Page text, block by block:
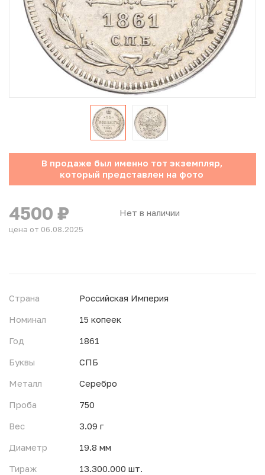
Юбилейные монеты Банка России (с 1999 года)
Памятные и инвестиционные монеты СССР и России
Иностранные монеты
Неофициальные выпуски монет (Unusual)
Античные и средневековые монеты
Наборы монет
Инвестиционные монеты
В продаже был именно тот экземпляр,
который представлен на фото
Нет в наличии
4500 ₽
цена от 06.08.2025
Страна
Российская Империя
Номинал
15 копеек
Год
1861
Буквы
СПБ
Металл
Серебро
Проба
750
Вес
3.09 г
Диаметр
19.8 мм
Тираж
13.300.000 шт.